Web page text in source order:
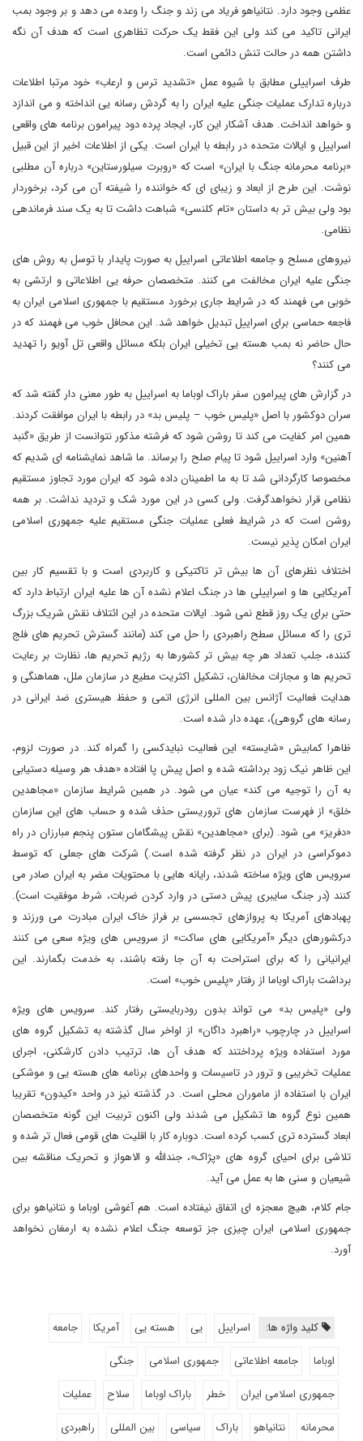
عظمی وجود دارد. نتانیاهو فریاد می زند و جنگ را وعده می دهد و بر وجود بمب
ایرانی تاکید می کند ولی این فقط یک حرکت تظاهری است که هدف آن نگه
داشتن همه در حالت تنش دائمی است.
طرف اسراییلی مطابق با شیوه عمل «تشدید ترس و ارعاب» خود مرتبا اطلاعات
درباره تدارک عملیات جنگی علیه ایران را به گردش رسانه یی انداخته و می اندازد
و خواهد انداخت. هدف آشکار این کار، ایجاد پرده دود پیرامون برنامه های واقعی
اسراییل و ایالات متحده در رابطه با ایران است. یکی از اطلاعات اخیر از این قبیل
«برنامه محرمانه جنگ با ایران» است که «روبرت سیلورستاین» درباره آن مطلبی
نوشت. این طرح از ابعاد و زیبای ای که خواننده را شیفته آن می کرد، برخوردار
بود ولی بیش تر به داستان «تام کلنسی» شباهت داشت تا به یک سند فرماندهی
نظامی.
نیروهای مسلح و جامعه اطلاعاتی اسراییل به صورت پایدار با توسل به روش های
جنگی علیه ایران مخالفت می کنند. متخصصان حرفه یی اطلاعاتی و ارتشی به
خوبی می فهمند که در شرایط جاری برخورد مستقیم با جمهوری اسلامی ایران به
فاجعه حماسی برای اسراییل تبدیل خواهد شد. این محافل خوب می فهمند که در
حال حاضر نه بمب هسته یی تخیلی ایران بلکه مسائل واقعی تل آویو را تهدید
می کنند؟
در گزارش های پیرامون سفر باراک اوباما به اسراییل به طور معنی دار گفته شد که
سران دوکشور با اصل «پلیس خوب – پلیس بد» در رابطه با ایران موافقت کردند.
همین امر کفایت می کند تا روشن شود که فرشته مذکور نتوانست از طریق «گنبد
آهنین» وارد اسراییل شود تا پیام صلح را برساند. ما شاهد نمایشنامه ای شدیم که
مخصوصا کارگردانی شد تا به ما اطمینان داده شود که ایران مورد تجاوز مستقیم
نظامی قرار نخواهدگرفت. ولی کسی در این مورد شک و تردید نداشت. بر همه
روشن است که در شرایط فعلی عملیات جنگی مستقیم علیه جمهوری اسلامی
ایران امکان پذیر نیست.
اختلاف نظرهای آن ها بیش تر تاکتیکی و کاربردی است و با تقسیم کار بین
آمریکایی ها و اسراییلی ها در جنگ اعلام نشده آن ها علیه ایران ارتباط دارد که
حتی برای یک روز قطع نمی شود. ایالات متحده در این ائتلاف نقش شریک بزرگ
تری را که مسائل سطح راهبردی را حل می کند (مانند گسترش تحریم های فلج
کننده، جلب تعداد هر چه بیش تر کشورها به رژیم تحریم ها، نظارت بر رعایت
تحریم ها و مجازات مخالفان، تشکیل اکثریت مطیع در سازمان ملل، هماهنگی و
هدایت فعالیت آژانس بین المللی انرژی اتمی و حفظ هیستری ضد ایرانی در
رسانه های گروهی)، عهده دار شده است.
ظاهرا کمابیش «شایسته» این فعالیت نبایدکسی را گمراه کند. در صورت لزوم،
این ظاهر نیک زود برداشته شده و اصل پیش پا افتاده «هدف هر وسیله دستیابی
به آن را توجیه می کند» عیان می شود. در همین شرایط سازمان «مجاهدین
خلق» از فهرست سازمان های تروریستی حذف شده و حساب های این سازمان
«دفریز» می شود. (برای «مجاهدین» نقش پیشگامان ستون پنجم مبارزان در راه
دموکراسی در ایران در نظر گرفته شده است.) شرکت های جعلی که توسط
سرویس های ویژه ساخته شدند، رایانه هایی با محتویات مضر به ایران صادر می
کنند (در جنگ سایبری پیش دستی در وارد کردن ضربات، شرط موفقیت است).
پهبادهای آمریکا به پروازهای تجسسی بر فراز خاک ایران مبادرت می ورزند و
درکشورهای دیگر «آمریکایی های ساکت» از سرویس های ویژه سعی می کنند
ایرانیانی را که برای استراحت به آن جا رفته باشند، به خدمت بگمارند. این
برداشت باراک اوباما از رفتار «پلیس خوب» است.
ولی «پلیس بد» می تواند بدون رودربایستی رفتار کند. سرویس های ویژه
اسراییل در چارچوب «راهبرد داگان» از اواخر سال گذشته به تشکیل گروه های
مورد استفاده ویژه پرداختند که هدف آن ها، ترتیب دادن کارشکنی، اجرای
عملیات تخریبی و ترور در تاسیسات و واحدهای برنامه های هسته یی و موشکی
ایران با استفاده از ماموران محلی است. در گذشته نیز در واحد «کیدون» تقریبا
همین نوع گروه ها تشکیل می شدند ولی اکنون تربیت این گونه متخصصان
ابعاد گسترده تری کسب کرده است. دوباره کار با اقلیت های قومی فعال تر شده و
تلاشی برای احیای گروه های «پژاک»، جندالله و الاهواز و تحریک مناقشه بین
شیعیان و سنی ها به عمل می آید.
جام کلام، هیچ معجزه ای اتفاق نیفتاده است. هم آغوشی اوباما و نتانیاهو برای
جمهوری اسلامی ایران چیزی جز توسعه جنگ اعلام نشده به ارمغان نخواهد
آورد.
کلید واژه ها: اسراییل یی هسته یی آمریکا
جامعه
اوباما
جامعه اطلاعاتی جمهوری اسلامی
جنگی
جمهوری اسلامی ایران
خطر باراک اوباما سلاح
عملیات
محرمانه
نتانیاهو باراک سیاسی بین المللی
راهبردی